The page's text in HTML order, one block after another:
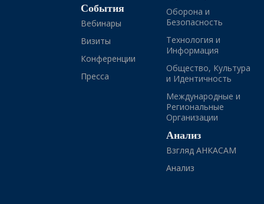
События
Вебинары
Визиты
Конференции
Пресса
Оборона и
Безопасность
Технология и
Информация
Общество, Культура
и Идентичность
Международные и
Региональные
Организации
Анализ
Взгляд АНКАСАМ
Анализ